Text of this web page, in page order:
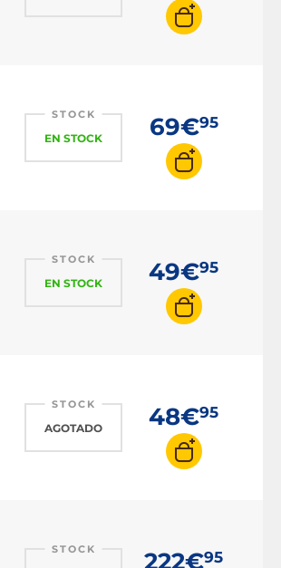
STOCK
EN STOCK 69€95
STOCK
EN STOCK 49€95
STOCK
AGOTADO 48€95
STOCK 222€95